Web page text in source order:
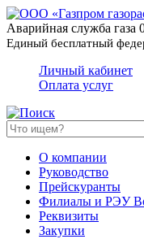
Аварийная служба газа
Единый бесплатный
Личный кабинет
Оплата услуг
О компании
Руководство
Прейскуранты
Филиалы и РЭУ
Реквизиты
Закупки